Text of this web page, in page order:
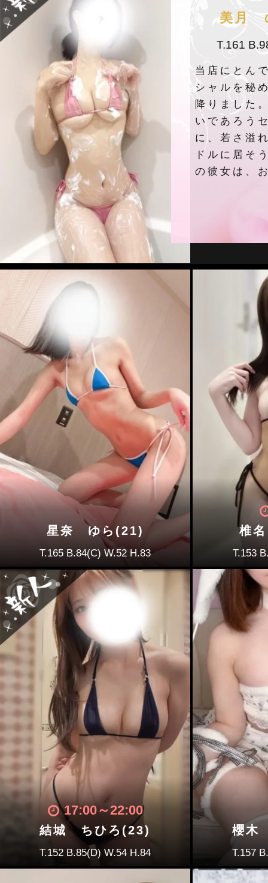
美月
T.161
当店にとん
シャルを秘
降りました
いであろう
に、若さ溢
ドルに居そ
の彼女は、
星奈 ゆら(21)
T.165 B.84(C) W.52 H.83
椎
T.153
17:00～22:00
結城 ちひろ(23)
T.152 B.85(D) W.54 H.84
櫻木
T.157